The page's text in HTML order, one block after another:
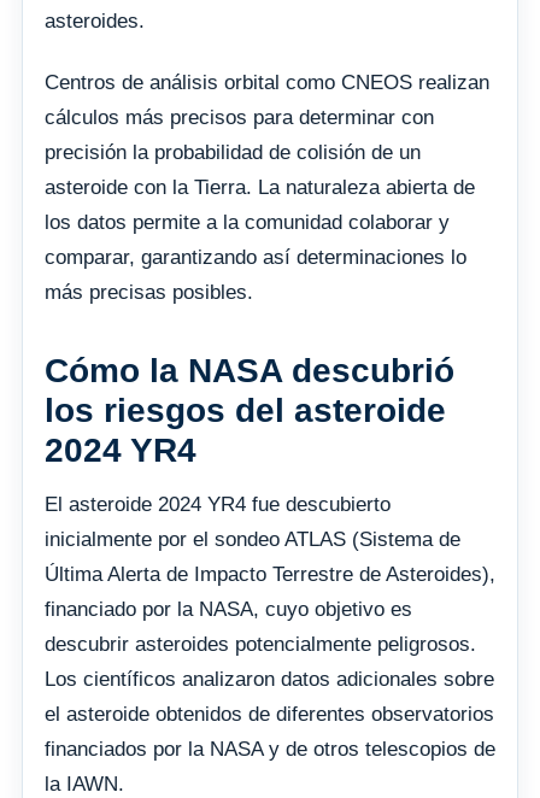
asteroides.
Centros de análisis orbital como CNEOS realizan
cálculos más precisos para determinar con
precisión la probabilidad de colisión de un
asteroide con la Tierra. La naturaleza abierta de
los datos permite a la comunidad colaborar y
comparar, garantizando así determinaciones lo
más precisas posibles.
Cómo la NASA descubrió
los riesgos del asteroide
2024 YR4
El asteroide 2024 YR4 fue descubierto
inicialmente por el sondeo ATLAS (Sistema de
Última Alerta de Impacto Terrestre de Asteroides),
financiado por la NASA, cuyo objetivo es
descubrir asteroides potencialmente peligrosos.
Los científicos analizaron datos adicionales sobre
el asteroide obtenidos de diferentes observatorios
financiados por la NASA y de otros telescopios de
la IAWN.